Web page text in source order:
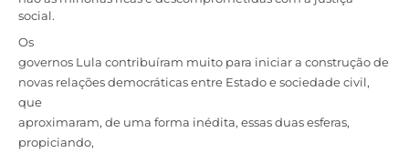
social.
Os
governos Lula contribuíram muito para iniciar a construção de
novas relações democráticas entre Estado e sociedade civil,
que
aproximaram, de uma forma inédita, essas duas esferas,
propiciando,